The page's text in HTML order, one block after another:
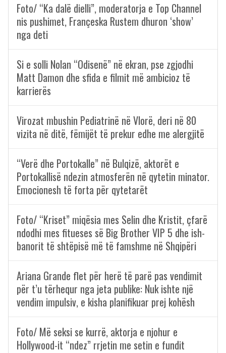
Foto/ “Ka dalë dielli”, moderatorja e Top Channel
nis pushimet, Françeska Rustem dhuron ‘show’
nga deti
Si e solli Nolan “Odisenë” në ekran, pse zgjodhi
Matt Damon dhe sfida e filmit më ambicioz të
karrierës
Virozat mbushin Pediatrinë në Vlorë, deri në 80
vizita në ditë, fëmijët të prekur edhe me alergjitë
“Verë dhe Portokalle” në Bulqizë, aktorët e
Portokallisë ndezin atmosferën në qytetin minator.
Emocionesh të forta për qytetarët
Foto/ “Kriset” miqësia mes Selin dhe Kristit, çfarë
ndodhi mes fitueses së Big Brother VIP 5 dhe ish-
banorit të shtëpisë më të famshme në Shqipëri
Ariana Grande flet për herë të parë pas vendimit
për t’u tërhequr nga jeta publike: Nuk ishte një
vendim impulsiv, e kisha planifikuar prej kohësh
Foto/ Më seksi se kurrë, aktorja e njohur e
Hollywood-it “ndez” rrjetin me setin e fundit